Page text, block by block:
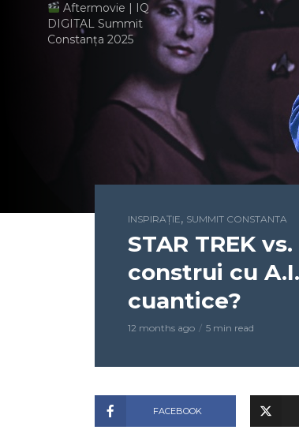
Aftermovie | IQ
DIGITAL Summit
Constanța 2025
INSPIRAȚIE, SUMMIT CONSTANTA
STAR TREK
construi cu
cuantice?
12 months ago 5 min read
FACEBOOK